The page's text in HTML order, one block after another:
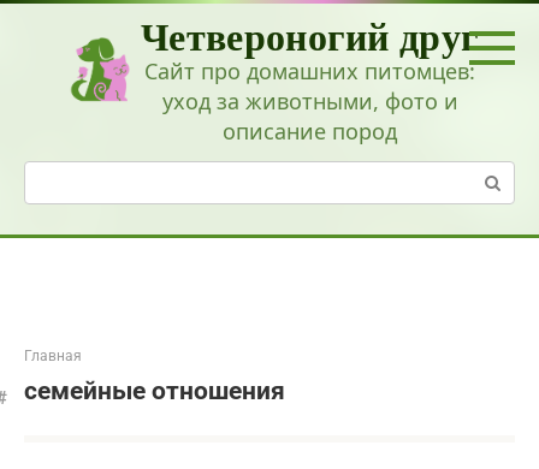
Перейти
Четвероногий друг
Сайт про домашних питомцев:
уход за животными, фото и
описание пород
Поиск:
Главная
семейные отношения